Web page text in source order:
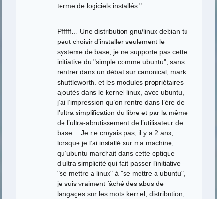
terme de logiciels installés."
Pfffff… Une distribution gnu/linux debian tu
peut choisir d’installer seulement le
systeme de base, je ne supporte pas cette
initiative du "simple comme ubuntu", sans
rentrer dans un débat sur canonical, mark
shuttleworth, et les modules propriétaires
ajoutés dans le kernel linux, avec ubuntu,
j’ai l’impression qu’on rentre dans l’ère de
l’ultra simplification du libre et par la même
de l’ultra-abrutissement de l’utilisateur de
base… Je ne croyais pas, il y a 2 ans,
lorsque je l’ai installé sur ma machine,
qu’ubuntu marchait dans cette optique
d’ultra simplicité qui fait passer l’initiative
"se mettre a linux" à "se mettre a ubuntu",
je suis vraiment fâché des abus de
langages sur les mots kernel, distribution,